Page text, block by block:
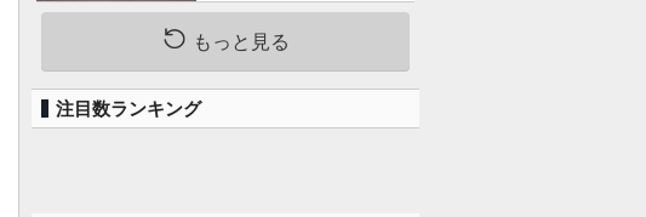
て本当にうれしい」
／8月5日の西武戦
もっと見る
注目数ランキング